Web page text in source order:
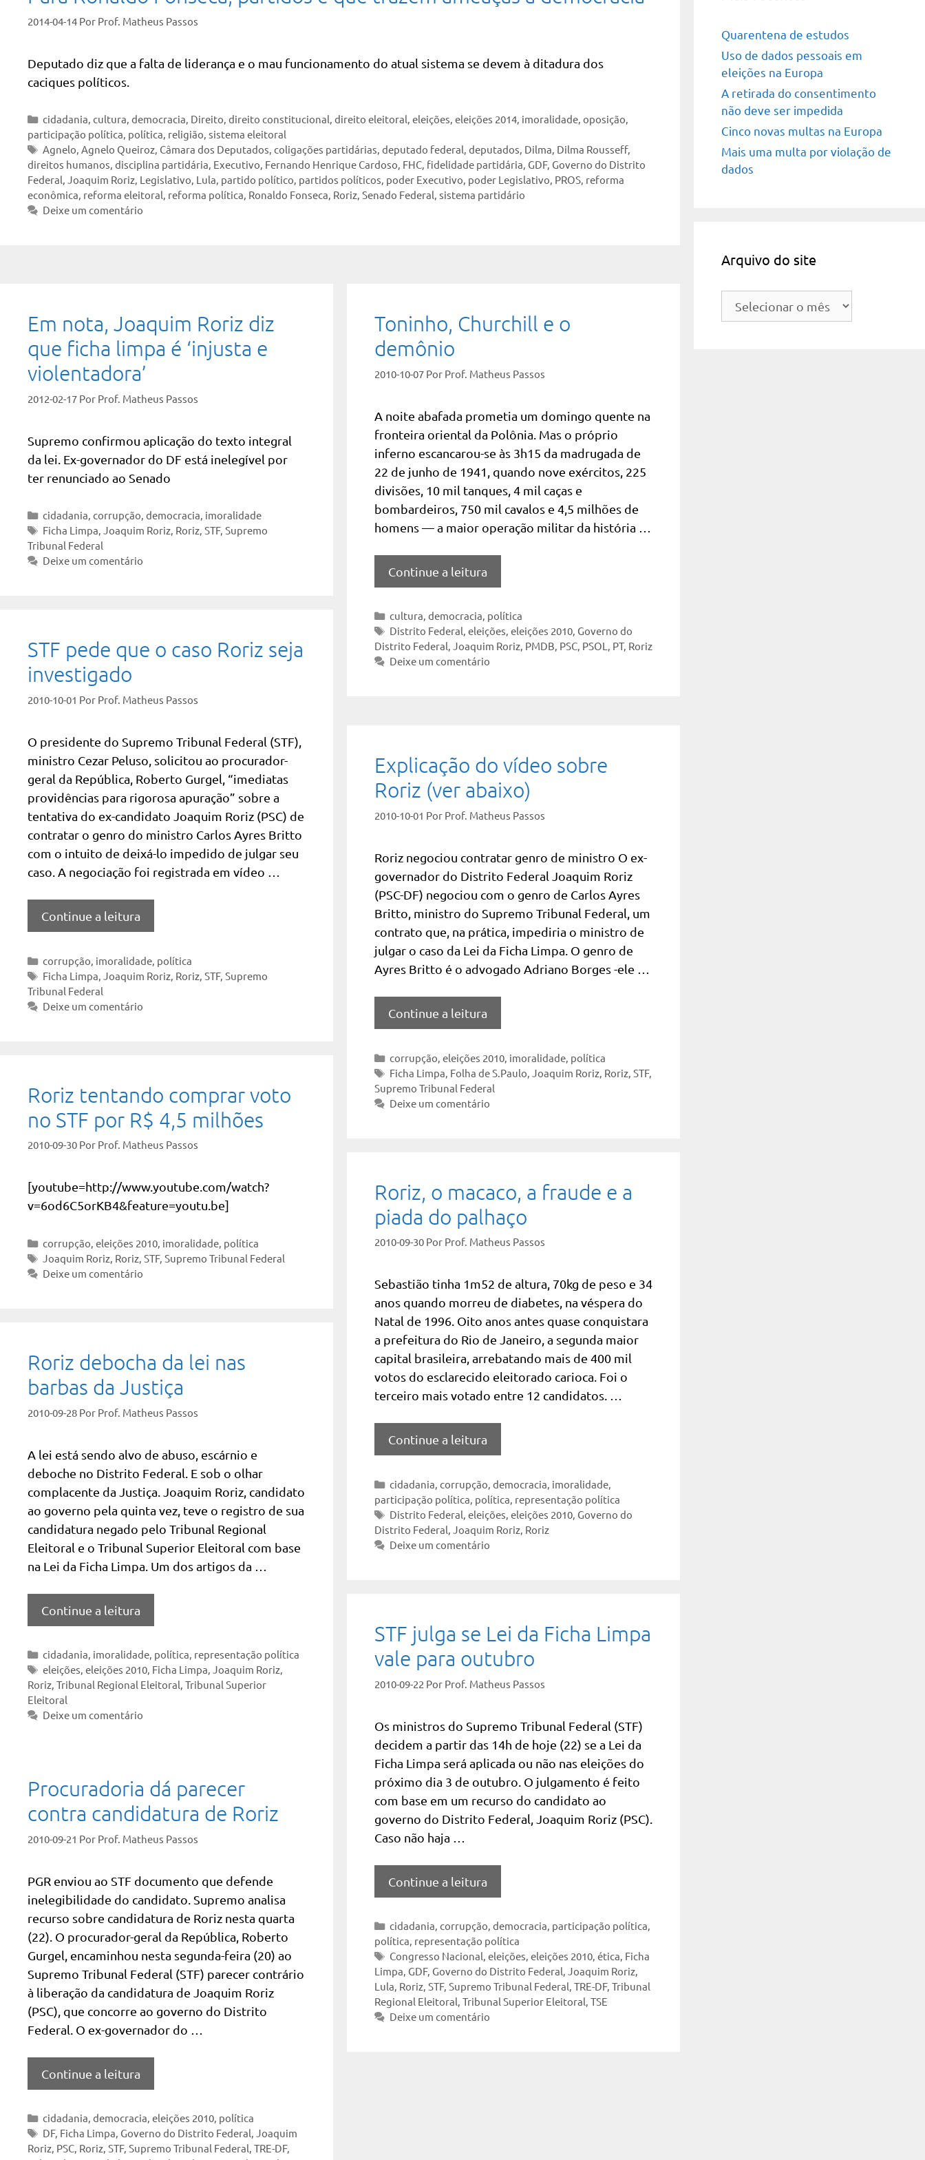
2014-04-14 Por Prof. Matheus Passos
Deputado diz que a falta de liderança e o mau funcionamento do atual sistema se devem à ditadura dos
caciques políticos.
Categorias
cidadania,cultura,democracia, Direito,direito constitucional,direito eleitoral,eleições,eleições 2014, imoralidade,oposição,
participação política, política, religião, sistema eleitoral
Tags
Agnelo,Agnelo Queiroz, Câmara dos Deputados,coligações partidárias,deputado federal,deputados, Dilma, Dilma Rousseff,
direitos humanos, disciplina partidária, Executivo, Fernando Henrique Cardoso, FHC, fidelidade partidária, GDF, Governo do Distrito
Federal, Joaquim Roriz, Legislativo, Lula, partido político, partidos políticos, poder Executivo, poder Legislativo, PROS, reforma
econômica, reforma eleitoral, reforma política, Ronaldo Fonseca, Roriz, Senado Federal, sistema partidário
Deixe um comentário
Em nota, Joaquim Roriz diz
que ficha limpa é ‘injusta e
violentadora’
2012-02-17 Por Prof. Matheus Passos
Supremo confirmou aplicação do texto integral
da lei. Ex-governador do DF está inelegível por
ter renunciado ao Senado
Categorias
cidadania,corrupção,democracia, imoralidade
Tags
Ficha Limpa,Joaquim Roriz, Roriz,STF,Supremo
Tribunal Federal
Deixe um comentário
Toninho, Churchill e o
demônio
2010-10-07 Por Prof. Matheus Passos
A noite abafada prometia um domingo quente na
fronteira oriental da Polônia. Mas o próprio
inferno escancarou-se às 3h15 da madrugada de
22 de junho de 1941, quando nove exércitos, 225
divisões, 10 mil tanques, 4 mil caças e
bombardeiros, 750 mil cavalos e 4,5 milhões de
homens — a maior operação militar da história …
Continue a leitura
Categorias
cultura,democracia, política
Tags
Distrito Federal,eleições,eleições 2010, Governo do
Distrito Federal, Joaquim Roriz, PMDB, PSC, PSOL , PT, Roriz
Deixe um comentário
STF pede que o caso Roriz seja
investigado
2010-10-01 Por Prof. Matheus Passos
O presidente do Supremo Tribunal Federal (STF),
ministro Cezar Peluso, solicitou ao procurador-
geral da República, Roberto Gurgel, “imediatas
providências para rigorosa apuração” sobre a
tentativa do ex-candidato Joaquim Roriz (PSC) de
contratar o genro do ministro Carlos Ayres Britto
com o intuito de deixá-lo impedido de julgar seu
caso. A negociação foi registrada em vídeo …
Continue a leitura
Categorias
corrupção imoralidade política
Tags
Ficha Limpa Joaquim Roriz Roriz ,STF,Supremo
Tribunal Federal
Deixe um comentário
Explicação do vídeo sobre
Roriz (ver abaixo)
2010-10-01 Por Prof. Matheus Passos
Roriz negociou contratar genro de ministro O ex-
governador do Distrito Federal Joaquim Roriz
(PSC-DF) negociou com o genro de Carlos Ayres
Britto, ministro do Supremo Tribunal Federal, um
contrato que, na prática, impediria o ministro de
julgar o caso da Lei da Ficha Limpa. O genro de
Ayres Britto é o advogado Adriano Borges -ele …
Continue a leitura
Categorias
corrupção ,eleições 2010 imoralidade política
Tags
Ficha Limpa Folha de S.Paulo Joaquim Roriz Roriz ,STF,
Supremo Tribunal Federal
Deixe um comentário
Roriz tentando comprar voto
no STF por R$ 4,5 milhões
2010-09-30 Por Prof. Matheus Passos
[youtube=http://www.youtube.com/watch?
v=6od6C5orKB4&feature=youtu.be]
Categorias
corrupção,eleições 2010, imoralidade, política
Tags
Joaquim Roriz, Roriz,STF,Supremo Tribunal Federal
Deixe um comentário
Roriz, o macaco, a fraude e a
piada do palhaço
2010-09-30 Por Prof. Matheus Passos
Sebastião tinha 1m52 de altura, 70kg de peso e 34
anos quando morreu de diabetes, na véspera do
Natal de 1996. Oito anos antes quase conquistara
a prefeitura do Rio de Janeiro, a segunda maior
capital brasileira, arrebatando mais de 400 mil
votos do esclarecido eleitorado carioca. Foi o
terceiro mais votado entre 12 candidatos. …
Continue a leitura
Categorias
cidadania,corrupção,democracia, imoralidade,
participação política, política, representação política
Tags
Distrito Federal,eleições,eleições 2010, Governo do
Distrito Federal, Joaquim Roriz, Roriz
Deixe um comentário
Roriz debocha da lei nas
barbas da Justiça
2010-09-28 Por Prof. Matheus Passos
A lei está sendo alvo de abuso, escárnio e
deboche no Distrito Federal. E sob o olhar
complacente da Justiça. Joaquim Roriz, candidato
ao governo pela quinta vez, teve o registro de sua
candidatura negado pelo Tribunal Regional
Eleitoral e o Tribunal Superior Eleitoral com base
na Lei da Ficha Limpa. Um dos artigos da …
Continue a leitura
Categorias
cidadania, imoralidade, política, representação política
Tags
eleições,eleições 2010, Ficha Limpa,Joaquim Roriz,
Roriz, Tribunal Regional Eleitoral, Tribunal Superior
Eleitoral
Deixe um comentário
STF julga se Lei da Ficha Limpa
vale para outubro
2010-09-22 Por Prof. Matheus Passos
Os ministros do Supremo Tribunal Federal (STF)
decidem a partir das 14h de hoje (22) se a Lei da
Ficha Limpa será aplicada ou não nas eleições do
próximo dia 3 de outubro. O julgamento é feito
com base em um recurso do candidato ao
governo do Distrito Federal, Joaquim Roriz (PSC).
Caso não haja …
Continue a leitura
Categorias
cidadania,corrupção,democracia, participação política,
política, representação política
Tags
Congresso Nacional,eleições,eleições 2010,ética, Ficha
Limpa, GDF, Governo do Distrito Federal, Joaquim Roriz,
Lula, Roriz, STF, Supremo Tribunal Federal, TRE-DF, Tribunal
Regional Eleitoral, Tribunal Superior Eleitoral, TSE
Deixe um comentário
Procuradoria dá parecer
contra candidatura de Roriz
2010-09-21 Por Prof. Matheus Passos
PGR enviou ao STF documento que defende
inelegibilidade do candidato. Supremo analisa
recurso sobre candidatura de Roriz nesta quarta
(22). O procurador-geral da República, Roberto
Gurgel, encaminhou nesta segunda-feira (20) ao
Supremo Tribunal Federal (STF) parecer contrário
à liberação da candidatura de Joaquim Roriz
(PSC), que concorre ao governo do Distrito
Federal. O ex-governador do …
Continue a leitura
Categorias
cidadania,democracia,eleições 2010, política
Tags
DF, Ficha Limpa, Governo do Distrito Federal,Joaquim
Roriz, PSC, Roriz, STF, Supremo Tribunal Federal, TRE-DF,
Quarentena de estudos
Uso de dados pessoais em
eleições na Europa
A retirada do consentimento
não deve ser impedida
Cinco novas multas na Europa
Mais uma multa por violação de
dados
Arquivo do site
Arquivo